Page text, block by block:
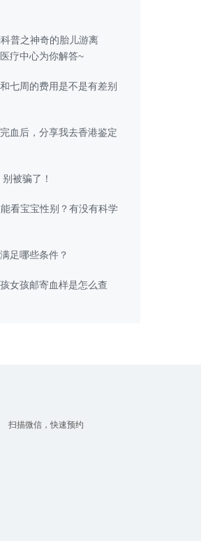
普之神奇的胎儿游离
疗中心为你解答~
七周的费用是不是有差别
血后，分享我去香港鉴定
被骗了！
看宝宝性别？有没有科学
足哪些条件？
女孩邮寄血样是怎么查
扫描微信，快速预约